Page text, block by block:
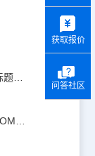
CAD中如何自定义标题栏？自定义CAD标题栏步骤
无需插件，CAD图块秒统计，高效生成BOM表！
获取报价
问答社区